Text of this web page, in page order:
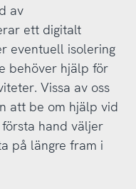
av
ett digitalt
eventuell isolering
behöver hjälp för
Vissa av oss
att be om hjälp vid
hand väljer
på längre fram i